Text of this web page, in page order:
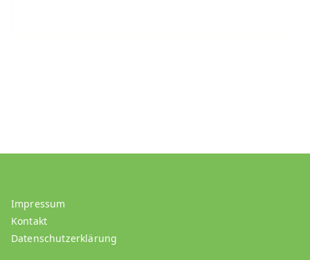
Impressum
Kontakt
Datenschutzerklärung